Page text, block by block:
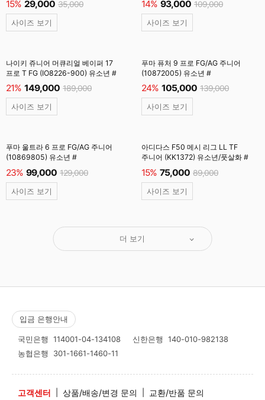
15% 29,000 35,000
사이즈 보기
14% 93,000 109,000
사이즈 보기
나이키 쥬니어 머큐리얼 베이퍼 17
프로 T FG (IO8226-900) 유소년 #
21% 149,000 189,000
사이즈 보기
푸마 퓨처 9 프로 FG/AG 주니어
(10872005) 유소년 #
24% 105,000 139,000
사이즈 보기
푸마 울트라 6 프로 FG/AG 주니어
(10869805) 유소년 #
23% 99,000 129,000
사이즈 보기
아디다스 F50 메시 리그 LL TF
주니어 (KK1372) 유소년/풋살화 #
15% 75,000 89,000
사이즈 보기
더 보기
입금 은행안내
국민은행 114001-04-134108 신한은행 140-010-982138
농협은행 301-1661-1460-11
고객센터 상품/배송/변경 문의 교환/반품 문의